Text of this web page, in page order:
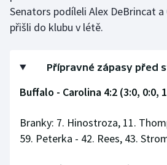
Senators podíleli Alex DeBrincat
přišli do klubu v létě.
Přípravné zápasy před
Buffalo - Carolina 4:2 (3:0, 0:0,
Branky: 7. Hinostroza, 11.
59. Peterka - 42. Rees, 43.